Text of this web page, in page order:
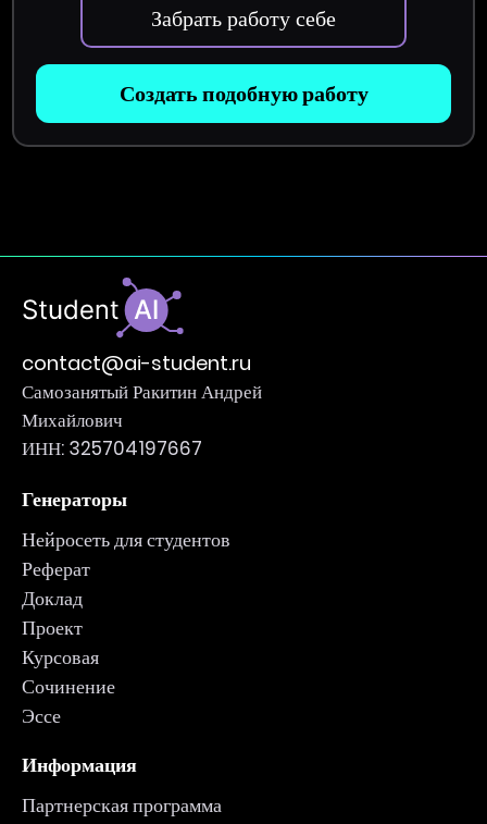
Забрать работу себе
Создать подобную работу
contact@ai-student.ru
Самозанятый Ракитин Андрей
Михайлович
ИНН: 325704197667
Генераторы
Нейросеть для студентов
Реферат
Доклад
Проект
Курсовая
Сочинение
Эссе
Информация
Партнерская программа